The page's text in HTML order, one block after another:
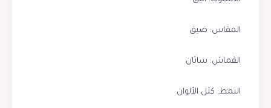
المقاس: ضيق
القماش: ساتان
النمط: كتل الألوان